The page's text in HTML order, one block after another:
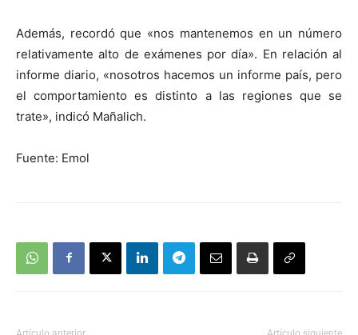
Además, recordó que «nos mantenemos en un número
relativamente alto de exámenes por día». En relación al
informe diario, «nosotros hacemos un informe país, pero
el comportamiento es distinto a las regiones que se
trate», indicó Mañalich.
Fuente: Emol